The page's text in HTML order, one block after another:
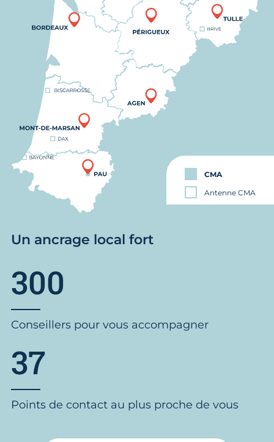
CMA
Antenne CMA
Un ancrage local fort
300
Conseillers pour vous accompagner
37
Points de contact au plus proche de vous